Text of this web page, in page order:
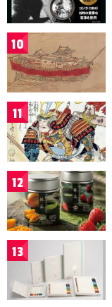
10
11
12
13